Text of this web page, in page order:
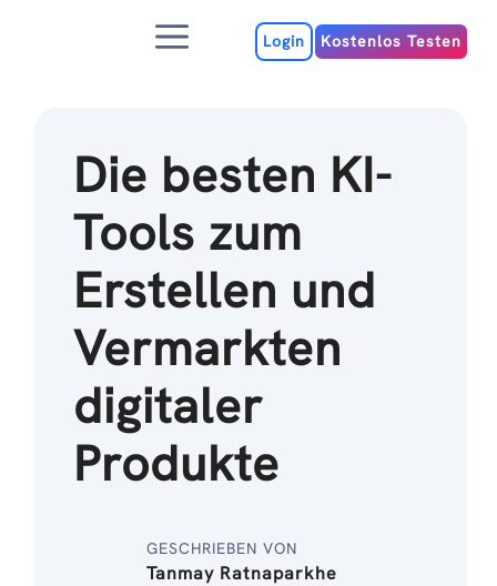
MenuLogin Kostenlos Testen
Die besten KI-
Tools zum
Erstellen und
Vermarkten
digitaler
Produkte
GESCHRIEBEN VON
Tanmay Ratnaparkhe